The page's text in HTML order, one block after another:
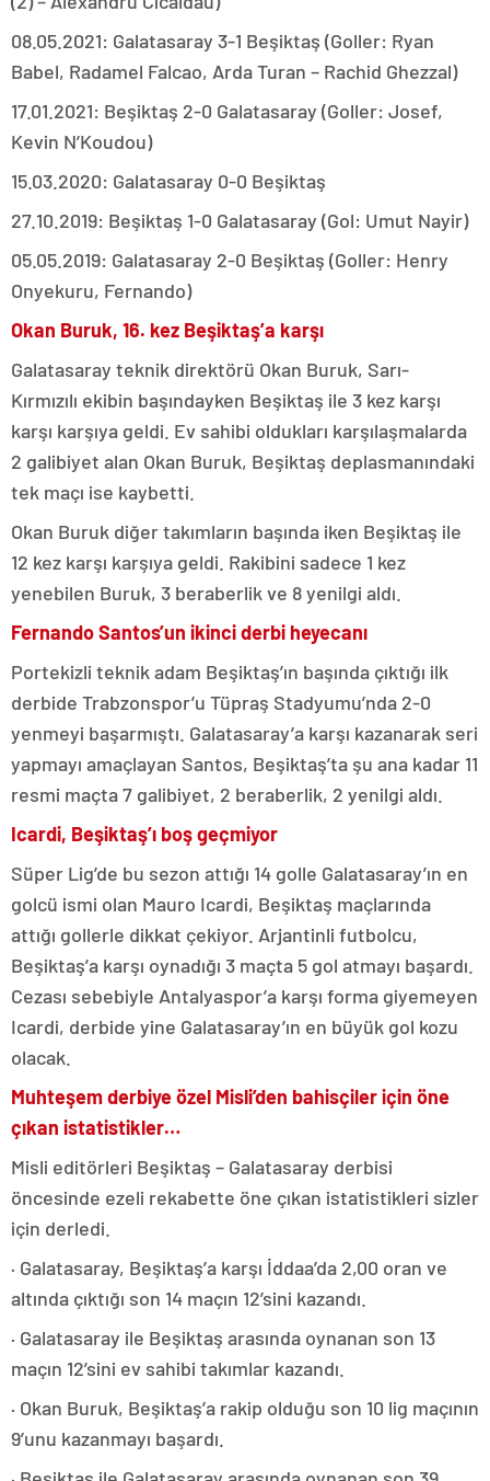
08.05.2021: Galatasaray 3-1 Beşiktaş (Goller: Ryan
Babel, Radamel Falcao, Arda Turan – Rachid Ghezzal)
17.01.2021: Beşiktaş 2-0 Galatasaray (Goller: Josef,
Kevin N’Koudou)
15.03.2020: Galatasaray 0-0 Beşiktaş
27.10.2019: Beşiktaş 1-0 Galatasaray (Gol: Umut Nayir)
05.05.2019: Galatasaray 2-0 Beşiktaş (Goller: Henry
Onyekuru, Fernando)
Okan Buruk, 16. kez Beşiktaş’a karşı
Galatasaray teknik direktörü Okan Buruk, Sarı-
Kırmızılı ekibin başındayken Beşiktaş ile 3 kez karşı
karşı karşıya geldi. Ev sahibi oldukları karşılaşmalarda
2 galibiyet alan Okan Buruk, Beşiktaş deplasmanındaki
tek maçı ise kaybetti.
Okan Buruk diğer takımların başında iken Beşiktaş ile
12 kez karşı karşıya geldi. Rakibini sadece 1 kez
yenebilen Buruk, 3 beraberlik ve 8 yenilgi aldı.
Fernando Santos’un ikinci derbi heyecanı
Portekizli teknik adam Beşiktaş’ın başında çıktığı ilk
derbide Trabzonspor’u Tüpraş Stadyumu’nda 2-0
yenmeyi başarmıştı. Galatasaray’a karşı kazanarak seri
yapmayı amaçlayan Santos, Beşiktaş’ta şu ana kadar 11
resmi maçta 7 galibiyet, 2 beraberlik, 2 yenilgi aldı.
Icardi, Beşiktaş’ı boş geçmiyor
Süper Lig’de bu sezon attığı 14 golle Galatasaray’ın en
golcü ismi olan Mauro Icardi, Beşiktaş maçlarında
attığı gollerle dikkat çekiyor. Arjantinli futbolcu,
Beşiktaş’a karşı oynadığı 3 maçta 5 gol atmayı başardı.
Cezası sebebiyle Antalyaspor’a karşı forma giyemeyen
Icardi, derbide yine Galatasaray’ın en büyük gol kozu
olacak.
Muhteşem derbiye özel Misli’den bahisçiler için öne
çıkan istatistikler…
Misli editörleri Beşiktaş – Galatasaray derbisi
öncesinde ezeli rekabette öne çıkan istatistikleri sizler
için derledi.
· Galatasaray, Beşiktaş’a karşı İddaa’da 2,00 oran ve
altında çıktığı son 14 maçın 12’sini kazandı.
· Galatasaray ile Beşiktaş arasında oynanan son 13
maçın 12’sini ev sahibi takımlar kazandı.
· Okan Buruk, Beşiktaş’a rakip olduğu son 10 lig maçının
9’unu kazanmayı başardı.